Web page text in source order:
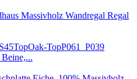
Wandregal Regal
Beine,...